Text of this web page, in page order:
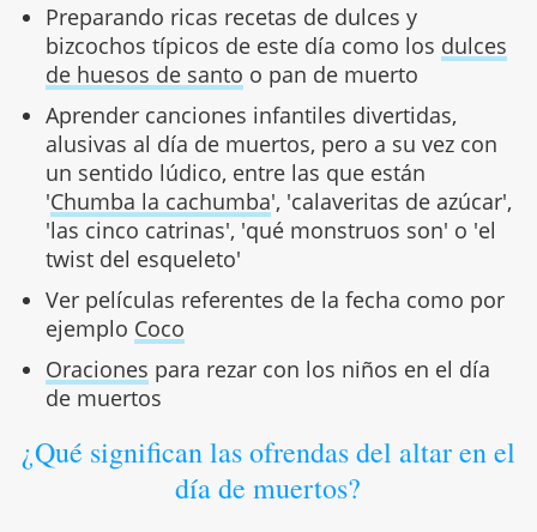
Preparando ricas recetas de dulces y
bizcochos típicos de este día como los dulces
de huesos de santo o pan de muerto
Aprender canciones infantiles divertidas,
alusivas al día de muertos, pero a su vez con
un sentido lúdico, entre las que están
'Chumba la cachumba', 'calaveritas de azúcar',
'las cinco catrinas', 'qué monstruos son' o 'el
twist del esqueleto'
Ver películas referentes de la fecha como por
ejemplo Coco
Oraciones para rezar con los niños en el día
de muertos
¿Qué significan las ofrendas del altar en el
día de muertos?